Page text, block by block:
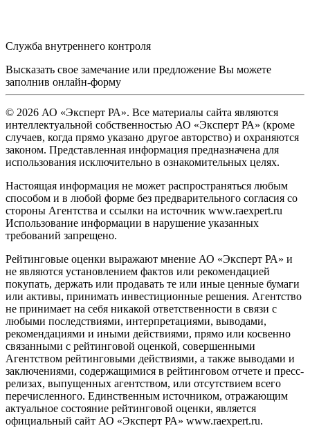
Служба внутреннего контроля
Высказать свое замечание или предложение Вы можете
заполнив онлайн-форму
© 2026 АО «Эксперт РА». Все материалы сайта являются
интеллектуальной собственностью АО «Эксперт РА» (кроме
случаев, когда прямо указано другое авторство) и охраняются
законом. Представленная информация предназначена для
использования исключительно в ознакомительных целях.
Настоящая информация не может распространяться любым
способом и в любой форме без предварительного согласия со
стороны Агентства и ссылки на источник www.raexpert.ru
Использование информации в нарушение указанных
требований запрещено.
Рейтинговые оценки выражают мнение АО «Эксперт РА» и
не являются установлением фактов или рекомендацией
покупать, держать или продавать те или иные ценные бумаги
или активы, принимать инвестиционные решения. Агентство
не принимает на себя никакой ответственности в связи с
любыми последствиями, интерпретациями, выводами,
рекомендациями и иными действиями, прямо или косвенно
связанными с рейтинговой оценкой, совершенными
Агентством рейтинговыми действиями, а также выводами и
заключениями, содержащимися в рейтинговом отчете и пресс-
релизах, выпущенных агентством, или отсутствием всего
перечисленного. Единственным источником, отражающим
актуальное состояние рейтинговой оценки, является
официальный сайт АО «Эксперт РА» www.raexpert.ru.